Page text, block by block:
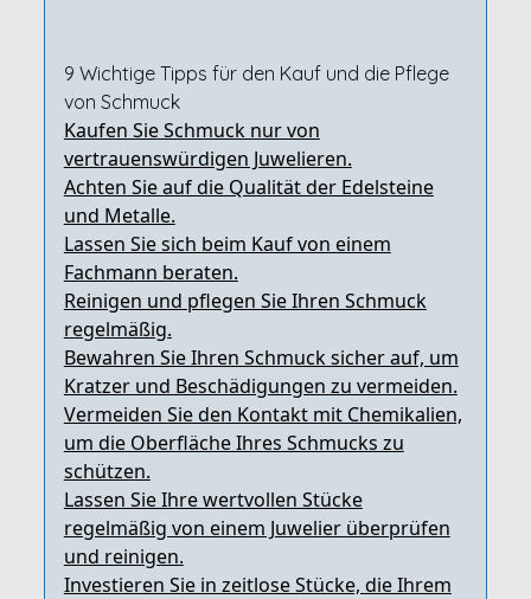
9 Wichtige Tipps für den Kauf und die Pflege
von Schmuck
Kaufen Sie Schmuck nur von
vertrauenswürdigen Juwelieren.
Achten Sie auf die Qualität der Edelsteine
und Metalle.
Lassen Sie sich beim Kauf von einem
Fachmann beraten.
Reinigen und pflegen Sie Ihren Schmuck
regelmäßig.
Bewahren Sie Ihren Schmuck sicher auf, um
Kratzer und Beschädigungen zu vermeiden.
Vermeiden Sie den Kontakt mit Chemikalien,
um die Oberfläche Ihres Schmucks zu
schützen.
Lassen Sie Ihre wertvollen Stücke
regelmäßig von einem Juwelier überprüfen
und reinigen.
Investieren Sie in zeitlose Stücke, die Ihrem